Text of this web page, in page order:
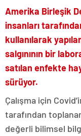
Amerika Birleşik
insanları
kullanılarak
salgınının bir
satılan enfekte
sürüyor.
Çalışma için
tarafından
değerli bilimsel